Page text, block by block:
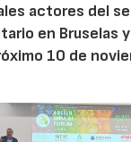
actores del
en Bruselas
10 de